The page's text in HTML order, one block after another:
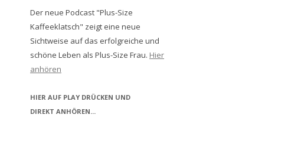
Der neue Podcast "Plus-Size
Kaffeeklatsch" zeigt eine neue
Sichtweise auf das erfolgreiche und
schöne Leben als Plus-Size Frau. Hier
anhören
HIER AUF PLAY DRÜCKEN UND
DIREKT ANHÖREN...